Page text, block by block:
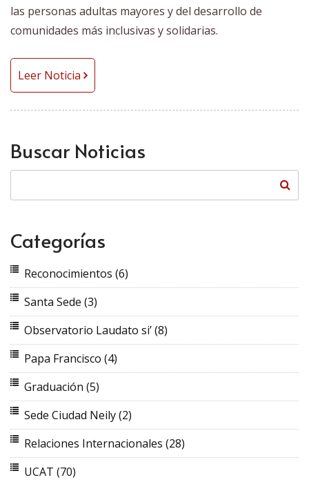
las personas adultas mayores y del desarrollo de
comunidades más inclusivas y solidarias.
Leer Noticia
Buscar Noticias
Categorías
Reconocimientos (6)
Santa Sede (3)
Observatorio Laudato si’(8)
Papa Francisco (4)
Graduación (5)
Sede Ciudad Neily(2)
Relaciones Internacionales (28)
UCAT (70)